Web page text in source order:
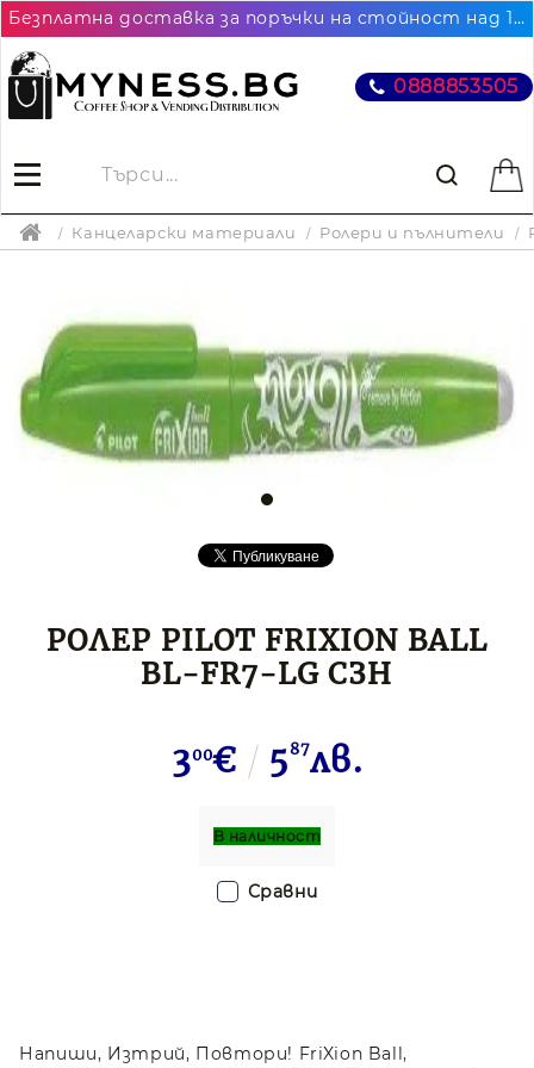
Безплатна доставка за поръчки на стойност над 102.26€ / 200лв. до най-близкия до Вас офис на Еконт
0888853505
Канцеларски материали Ролери и пълнители
РОЛЕР PILOT FRIXION BALL
BL-FR7-LG СЗН
300€ 587лв.
В наличност
Напиши, Изтрий, Повтори! FriXion Ball,
Сравни